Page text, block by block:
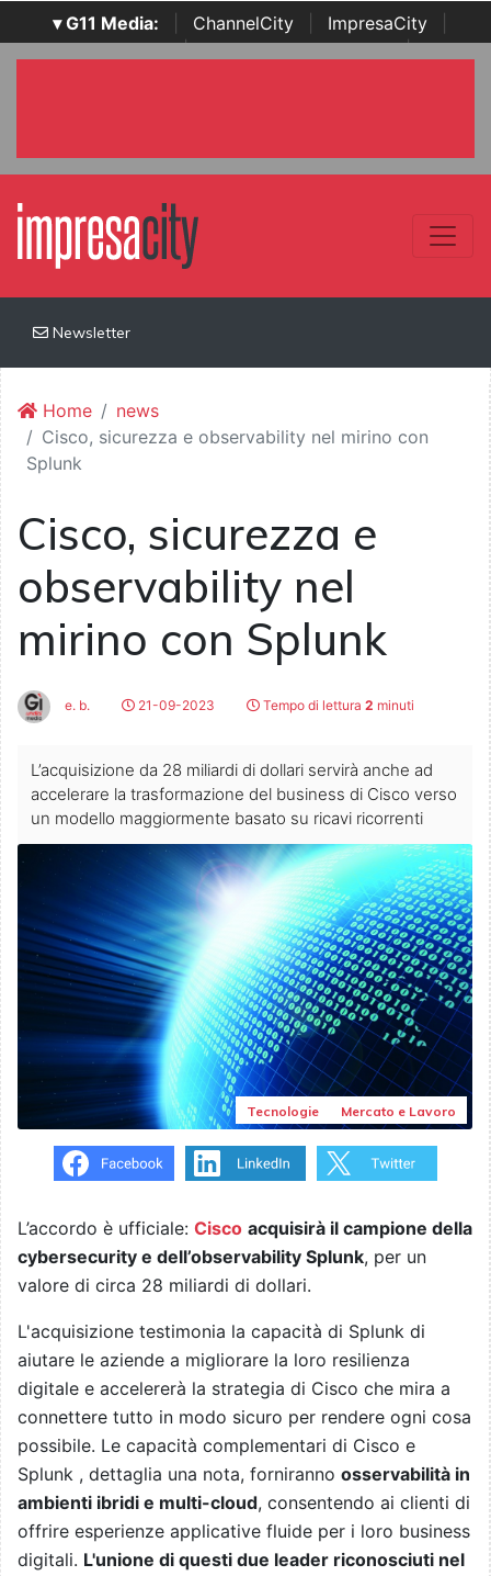
▾ G11 Media: ChannelCity ImpresaCity
SecurityOpenLab | Italian Channel Awards | Italian
Newsletter
Home
news
Cisco, sicurezza e observability nel mirino con
Splunk
Cisco, sicurezza e
observability nel
mirino con Splunk
e. b. 21-09-2023 Tempo di lettura 2 minuti
L’acquisizione da 28 miliardi di dollari servirà anche ad
accelerare la trasformazione del business di Cisco verso
un modello maggiormente basato su ricavi ricorrenti
Tecnologie Mercato e Lavoro
L’accordo è ufficiale: Cisco acquisirà il campione della
cybersecurity e dell’observability Splunk, per un
valore di circa 28 miliardi di dollari.
L'acquisizione testimonia la capacità di Splunk di
aiutare le aziende a migliorare la loro resilienza
digitale e accelererà la strategia di Cisco che mira a
connettere tutto in modo sicuro per rendere ogni cosa
possibile. Le capacità complementari di Cisco e
Splunk , dettaglia una nota, forniranno osservabilità in
ambienti ibridi e multi-cloud, consentendo ai clienti di
offrire esperienze applicative fluide per i loro business
digitali. L'unione di questi due leader riconosciuti nel